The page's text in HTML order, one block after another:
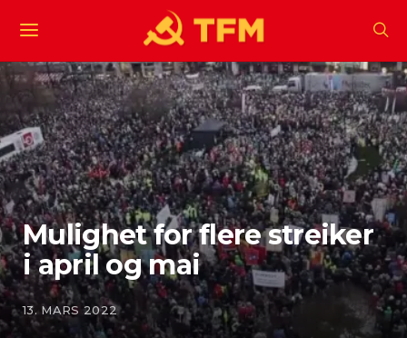
Mulighet for flere streiker
i april og mai
13. MARS 2022